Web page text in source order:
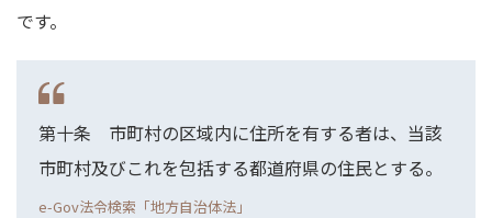
です。
第十条 市町村の区域内に住所を有する者は、当該
市町村及びこれを包括する都道府県の住民とする。
e-Gov法令検索「地方自治体法」